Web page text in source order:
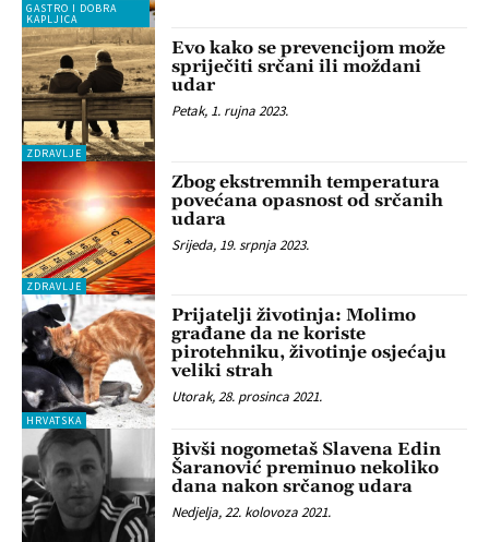
GASTRO I DOBRA
KAPLJICA
ZDRAVLJE
Evo kako se prevencijom može
spriječiti srčani ili moždani
udar
Petak, 1. rujna 2023.
ZDRAVLJE
Zbog ekstremnih temperatura
povećana opasnost od srčanih
udara
Srijeda, 19. srpnja 2023.
HRVATSKA
Prijatelji životinja: Molimo
građane da ne koriste
pirotehniku, životinje osjećaju
veliki strah
Utorak, 28. prosinca 2021.
Bivši nogometaš Slavena Edin
Šaranović preminuo nekoliko
dana nakon srčanog udara
Nedjelja, 22. kolovoza 2021.